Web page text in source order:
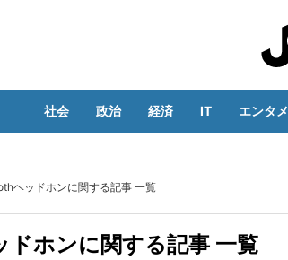
社会 政治 経済 IT エンタメ
ヘッドホンに関する記事 一覧
ホンに関する記事 一覧